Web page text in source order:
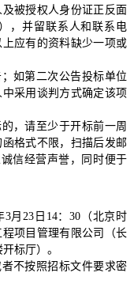
被授权人身份证正反面
，并留联系人和联系电
应有的资料缺少一项或
如第二次公告投标单位
采用谈判方式确定该项
，请至少于开标前一周
格式不限，扫描后发邮
诚信经营声誉，同时便于
月23日14：30（北京时
项目管理有限公司（长
标厅） 。
不按照招标文件要求密